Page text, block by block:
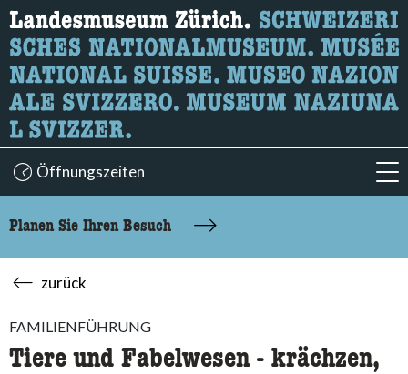
Wonach suchen Sie?
Hier können Sie nach Inhalten der Seite suchen.
Öffnungszeiten
Planen Sie Ihren Besuch
zurück
FAMILIENFÜHRUNG
Tiere und Fabelwesen - krächzen,